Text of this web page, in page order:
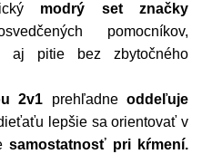
modrý set značky
pomocníkov,
aj pitie bez zbytočného
2v1 prehľadneoddeľuje
lepšie sa orientovať v
samostatnosť pri kŕmení.